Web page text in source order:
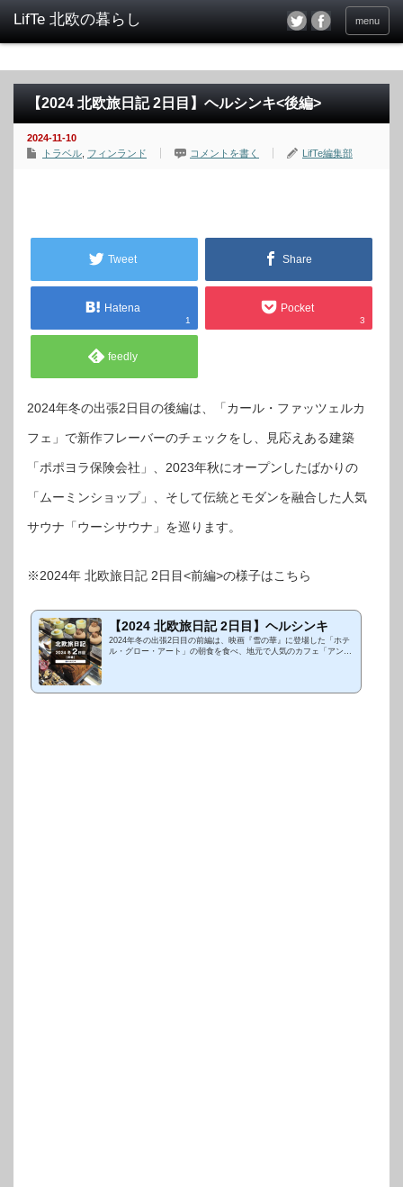
menu
【2024 北欧旅日記 2日目】ヘルシンキ<後編>
2024-11-10
トラベル フィンランド コメントを書く LifTe編集部
Tweet Share
Hatena
1
Pocket
3
feedly
2024年冬の出張2日目の後編は、「カール・ファッツェルカ
フェ」で新作フレーバーのチェックをし、見応えある建築
「ポポヨラ保険会社」、2023年秋にオープンしたばかりの
「ムーミンショップ」、そして伝統とモダンを融合した人気
サウナ「ウーシサウナ」を巡ります。
※2024年 北欧旅日記 2日目<前編>の様子はこちら
【2024 北欧旅日記 2日目】ヘルシンキ
2024年冬の出張2日目の前編は、映画『雪の華』に登場した「ホテ
ル・グロー・アート」の朝食を食べ、地元で人気のカフェ「アンダ